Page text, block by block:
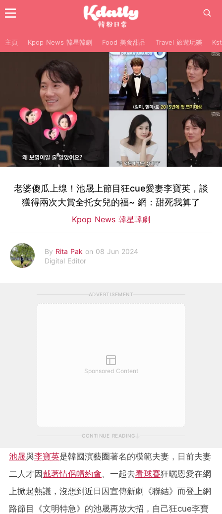
主頁 Kpop News 韓星韓劇 Food 美食甜品 Travel 旅遊玩樂
老婆傻瓜上缐！池晟上節目狂cue愛妻李寶英，談
獲得兩次大賞全托女兒的福~ 網：甜死我算了
Kpop News 韓星韓劇
By Rita Pak on 08 Jun 2024
Digital Editor
ADVERTISEMENT
Sponsored Content
CONTINUE READING
池晟與李寶英是韓國演藝圈著名的模範夫妻，日前夫妻
二人才因戴著情侶帽約會、一起去看球賽狂曬恩愛在網
上掀起熱議，沒想到近日因宣傳新劇《聯結》而登上網
路節目《文明特急》的池晟再放大招，自己狂cue李寶